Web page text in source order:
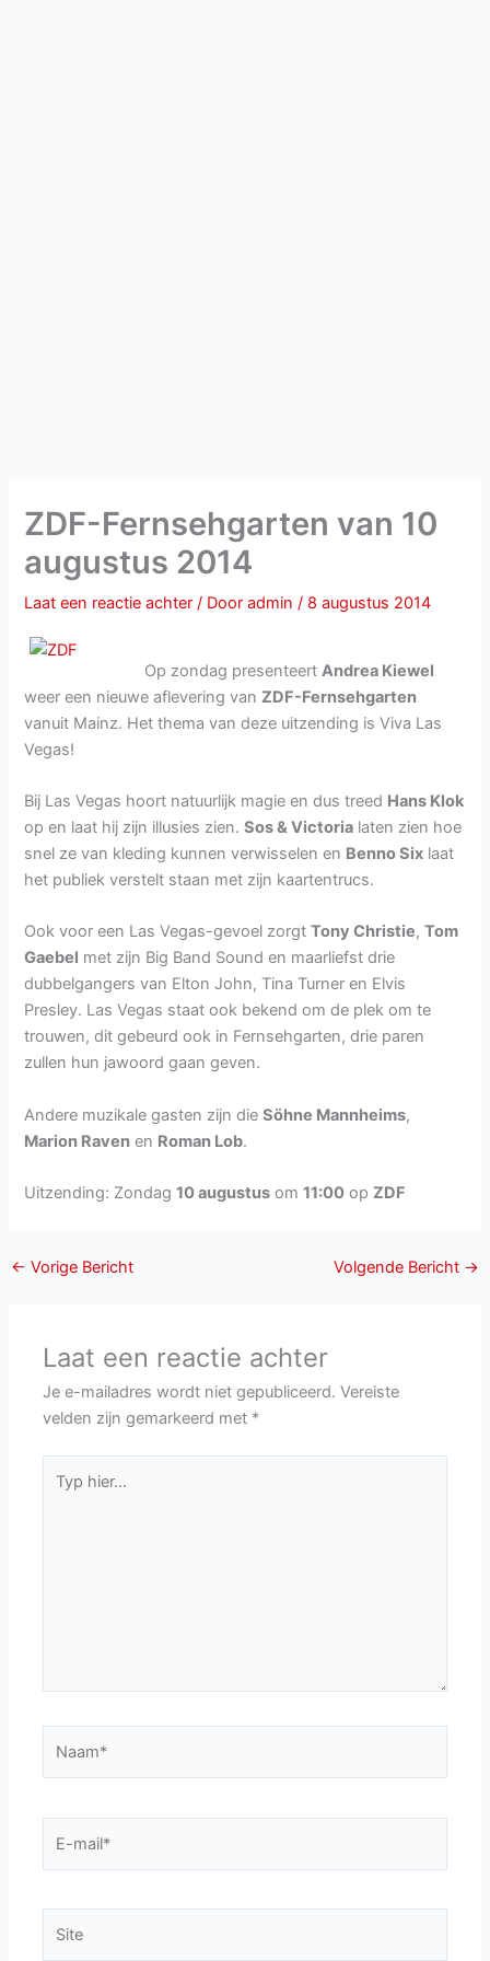
ZDF-Fernsehgarten van 10
augustus 2014
Laat een reactie achter / Dooradmin/ 8 augustus 2014
Op zondag presenteertAndrea Kiewel
weer een nieuwe aflevering vanZDF-Fernsehgarten
vanuit Mainz. Het thema van deze uitzending is Viva Las
Vegas!
Bij Las Vegas hoort natuurlijk magie en dus treed Hans Klok
op en laat hij zijn illusies zien.Sos & Victoria laten zien hoe
snel ze van kleding kunnen verwisselen en Benno Six laat
het publiek verstelt staan met zijn kaartentrucs.
Ook voor een Las Vegas-gevoel zorgtTony Christie,Tom
Gaebel met zijn Big Band Sound en maarliefst drie
dubbelgangers van Elton John, Tina Turner en Elvis
Presley. Las Vegas staat ook bekend om de plek om te
trouwen, dit gebeurd ook in Fernsehgarten, drie paren
zullen hun jawoord gaan geven.
Andere muzikale gasten zijn dieSöhne Mannheims,
Marion Raven en Roman Lob.
Uitzending: Zondag10 augustus om11:00 opZDF
← Vorige Bericht Volgende Bericht →
Laat een reactie achter
Je e-mailadres wordt niet gepubliceerd. Vereiste
velden zijn gemarkeerd met *
hier...
mail*